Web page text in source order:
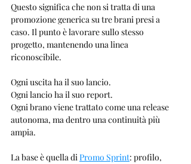
Questo significa che non si tratta di una
promozione generica su tre brani presi a
caso. Il punto è lavorare sullo stesso
progetto, mantenendo una linea
riconoscibile.
Ogni uscita ha il suo lancio.
Ogni lancio ha il suo report.
Ogni brano viene trattato come una release
autonoma, ma dentro una continuità più
ampia.
La base è quella di Promo Sprint: profilo,